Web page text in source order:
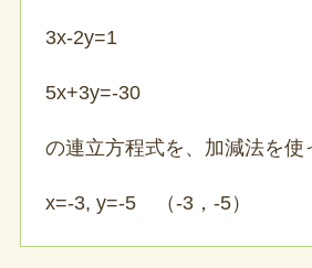
3x-2y=1
5x+3y=-30
の連立方程式を、加減法を使
x=-3, y=-5 （-3，-5）